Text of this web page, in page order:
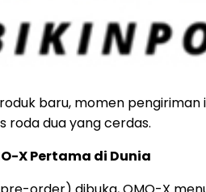
baru, momen
roda dua yang cerdas.
X Pertama di Dunia